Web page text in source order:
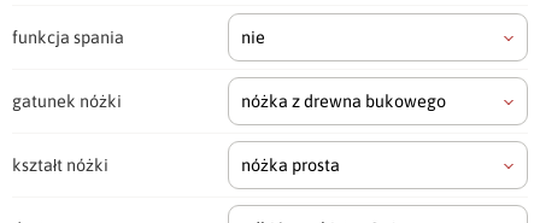
funkcja spania nie
gatunek nóżki nóżka z drewna bukowego
kształt nóżki nóżka prosta